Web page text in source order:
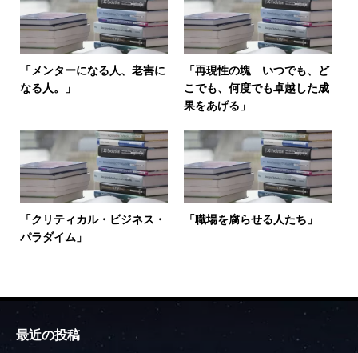
「メンターになる人、老害に
なる人。」
「再現性の塊 いつでも、ど
こでも、何度でも卓越した成
果をあげる」
「クリティカル・ビジネス・
パラダイム」
「職場を腐らせる人たち」
最近の投稿